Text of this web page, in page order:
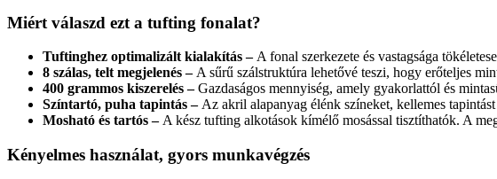
Miért válaszd ezt a tufting fonalat?
Tuftinghez optimalizált kialakítás – A fonal szerkezete és vastagsága
8 szálas, telt megjelenés – A sűrű szálstruktúra lehetővé teszi, hogy erőteljes
400 grammos kiszerelés –Gazdaságos mennyiség, amely gyakorlattól és
Színtartó, puha tapintás – Az akril alapanyag élénk színeket, kellemes
Mosható és tartós – A kész tufting alkotások kímélő mosással tisztíthatók. A
Kényelmes használat, gyors munkavégzés